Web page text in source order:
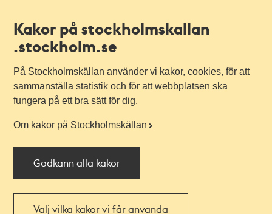
Kakor på stockholmskallan
.stockholm.se
På Stockholmskällan använder vi kakor, cookies, för att
sammanställa statistik och för att webbplatsen ska
fungera på ett bra sätt för dig.
Om kakor på Stockholmskällan
Godkänn alla kakor
Välj vilka kakor vi får använda